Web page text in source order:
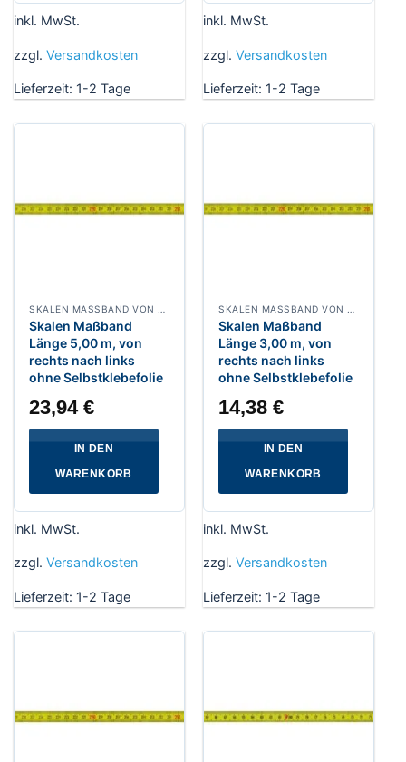
inkl. MwSt.
zzgl. Versandkosten
Lieferzeit: 1-2 Tage
inkl. MwSt.
zzgl. Versandkosten
Lieferzeit: 1-2 Tage
Skalen Maßband
Länge 5,00 m, von
rechts nach links
ohne Selbstklebefolie
23,94€
IN DEN
WARENKORB
inkl. MwSt.
zzgl. Versandkosten
Lieferzeit: 1-2 Tage
Skalen Maßband
Länge 3,00 m, von
rechts nach links
ohne Selbstklebefolie
14,38€
IN DEN
WARENKORB
inkl. MwSt.
zzgl. Versandkosten
Lieferzeit: 1-2 Tage